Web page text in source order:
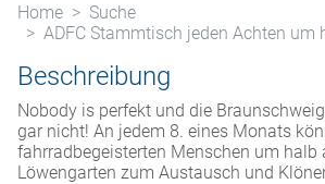
Home
Suche
ADFC Stammtisch jeden Achten um
Beschreibung
Nobody is perfekt und die
gar nicht! An jedem 8. eines Monats
fahrradbegeisterten Menschen um halb
Löwengarten zum Austausch und